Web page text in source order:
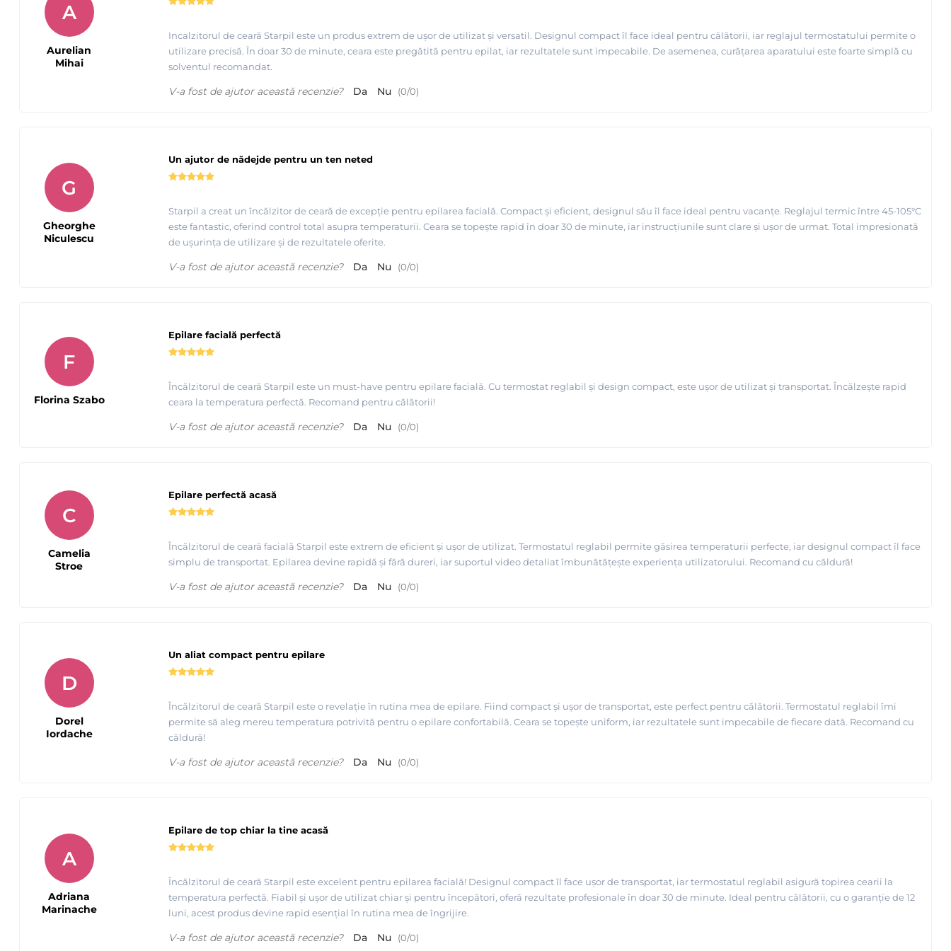
Aplicare ceara FILM Albastra, extra elastica Starpil, produsa de MAYSTAR Spania
Tutorial epilare cu ceara elastica de calitate premium - Starpil Spania
Folie spaciala pentru incalzit ceara Starpil - iti protejeaza incalzitorul de ceara
Incalzitorul de ceară Starpil este un produs extrem de ușor de utilizat și versatil. Designul compact îl face ideal pentru călătorii, iar reglajul termostatului permite o
utilizare precisă. În doar 30 de minute, ceara este pregătită pentru epilat, iar rezultatele sunt impecabile. De asemenea, curățarea aparatului este foarte simplă cu
solventul recomandat.
A
Aurelian
Mihai
V-a fost de ajutor această recenzie? Da Nu (0/0)
Un ajutor de nădejde pentru un ten neted
Starpil a creat un încălzitor de ceară de excepție pentru epilarea facială. Compact și eficient, designul său îl face ideal pentru vacanțe. Reglajul termic între 45-105°C
este fantastic, oferind control total asupra temperaturii. Ceara se topește rapid în doar 30 de minute, iar instrucțiunile sunt clare și ușor de urmat. Total impresionată
de ușurința de utilizare și de rezultatele oferite.
G
Gheorghe
Niculescu
V-a fost de ajutor această recenzie? Da Nu (0/0)
Epilare facială perfectă
Încălzitorul de ceară Starpil este un must-have pentru epilare facială. Cu termostat reglabil și design compact, este ușor de utilizat și transportat. Încălzește rapid
ceara la temperatura perfectă. Recomand pentru călătorii!
F
Florina Szabo
V-a fost de ajutor această recenzie? Da Nu (0/0)
Epilare perfectă acasă
Încălzitorul de ceară facială Starpil este extrem de eficient și ușor de utilizat. Termostatul reglabil permite găsirea temperaturii perfecte, iar designul compact îl face
simplu de transportat. Epilarea devine rapidă și fără dureri, iar suportul video detaliat îmbunătățește experiența utilizatorului. Recomand cu căldură!
C
Camelia
Stroe
V-a fost de ajutor această recenzie?
Da Nu (0/0)
Un aliat compact pentru epilare
Încălzitorul de ceară Starpil este o revelație în rutina mea de epilare. Fiind compact și ușor de transportat, este perfect pentru călătorii. Termostatul reglabil îmi
permite să aleg mereu temperatura potrivită pentru o epilare confortabilă. Ceara se topește uniform, iar rezultatele sunt impecabile de fiecare dată. Recomand cu
căldură!
D
Dorel
Iordache
V-a fost de ajutor această recenzie? Da Nu (0/0)
Epilare de top chiar la tine acasă
Încălzitorul de ceară Starpil este excelent pentru epilarea facială! Designul compact îl face ușor de transportat, iar termostatul reglabil asigură topirea cearii la
temperatura perfectă. Fiabil și ușor de utilizat chiar și pentru începători, oferă rezultate profesionale în doar 30 de minute. Ideal pentru călătorii, cu o garanție de 12
luni, acest produs devine rapid esențial în rutina mea de îngrijire.
A
Adriana
Marinache
V-a fost de ajutor această recenzie? Da Nu (0/0)